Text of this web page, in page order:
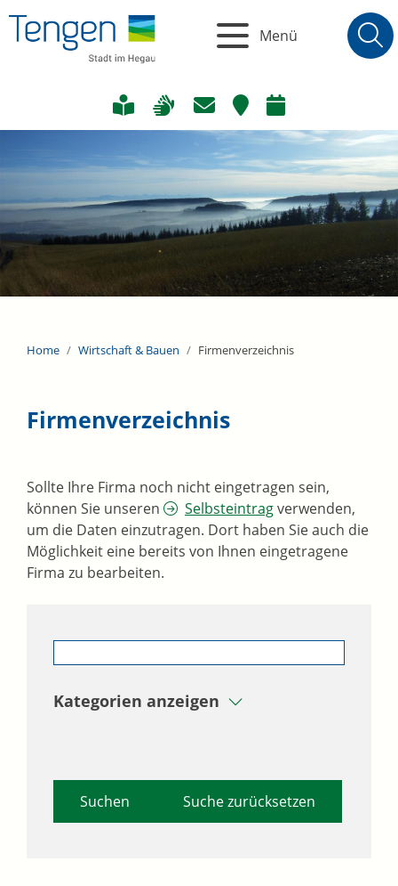
Menü
Home Wirtschaft & Bauen Firmenverzeichnis
Firmenverzeichnis
Sollte Ihre Firma noch nicht eingetragen sein,
können Sie unseren
Selbsteintragverwenden,
um die Daten einzutragen. Dort haben Sie auch die
Möglichkeit eine bereits von Ihnen eingetragene
Firma zu bearbeiten.
Kategorien anzeigen
Suche zurücksetzen